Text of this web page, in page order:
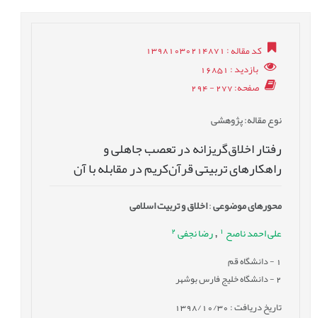
کد مقاله: 13981030214871
بازدید: 16851
صفحه: 277 - 294
نوع مقاله: پژوهشی
رفتار اخلاق‌گریزانه در تعصب جاهلی و
راهکارهای تربیتی قرآن‌کریم در مقابله با آن
محورهای موضوعی:اخلاق و تربیت اسلامی
علی احمد ناصح1
, رضا نجفی 2
- دانشگاه قم
2- دانشگاه خلیج فارس بوشهر
تاریخ دریافت : 1398/10/30